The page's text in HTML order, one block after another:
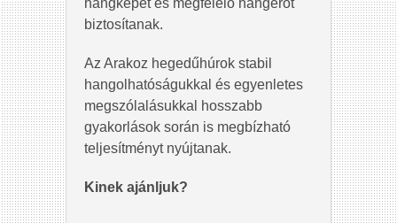
hangképet és megfelelő hangerőt
biztosítanak.
Az Arakoz hegedűhúrok stabil
hangolhatóságukkal és egyenletes
megszólalásukkal hosszabb
gyakorlások során is megbízható
teljesítményt nyújtanak.
Kinek ajánljuk?